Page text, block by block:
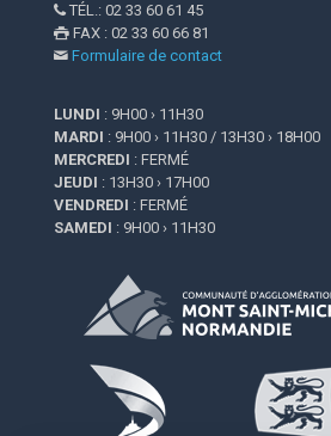
 TÉL.: 02 33 60 61 45
 FAX : 02 33 60 66 81
 Formulaire de contact
LUNDI : 9H00 › 11H30
MARDI : 9H00 › 11H30 / 13H30 › 18H00
MERCREDI : FERMÉ
JEUDI : 13H30 › 17H00
VENDREDI : FERMÉ
SAMEDI : 9H00 › 11H30